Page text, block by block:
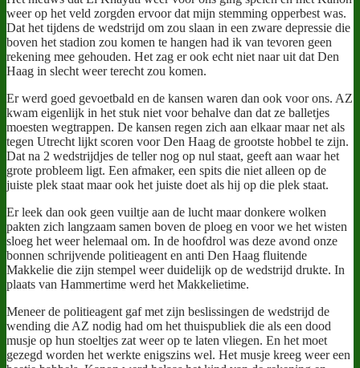
weer op het veld zorgden ervoor dat mijn stemming opperbest was.
Dat het tijdens de wedstrijd om zou slaan in een zware depressie die
boven het stadion zou komen te hangen had ik van tevoren geen
rekening mee gehouden. Het zag er ook echt niet naar uit dat Den
Haag in slecht weer terecht zou komen.
Er werd goed gevoetbald en de kansen waren dan ook voor ons. AZ
kwam eigenlijk in het stuk niet voor behalve dan dat ze balletjes
moesten wegtrappen. De kansen regen zich aan elkaar maar net als
tegen Utrecht lijkt scoren voor Den Haag de grootste hobbel te zijn.
Dat na 2 wedstrijdjes de teller nog op nul staat, geeft aan waar het
grote probleem ligt. Een afmaker, een spits die niet alleen op de
juiste plek staat maar ook het juiste doet als hij op die plek staat.
Er leek dan ook geen vuiltje aan de lucht maar donkere wolken
pakten zich langzaam samen boven de ploeg en voor we het wisten
sloeg het weer helemaal om. In de hoofdrol was deze avond onze
bonnen schrijvende politieagent en anti Den Haag fluitende
Makkelie die zijn stempel weer duidelijk op de wedstrijd drukte. In
plaats van Hammertime werd het Makkelietime.
Meneer de politieagent gaf met zijn beslissingen de wedstrijd de
wending die AZ nodig had om het thuispubliek die als een dood
musje op hun stoeltjes zat weer op te laten vliegen. En het moet
gezegd worden het werkte enigszins wel. Het musje kreeg weer een